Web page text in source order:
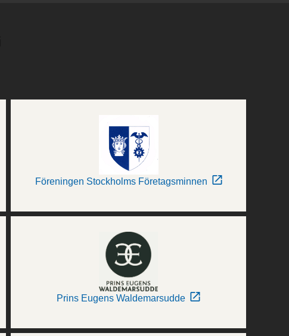
Föreningen Stockholms Företagsminnen
Prins Eugens Waldemarsudde